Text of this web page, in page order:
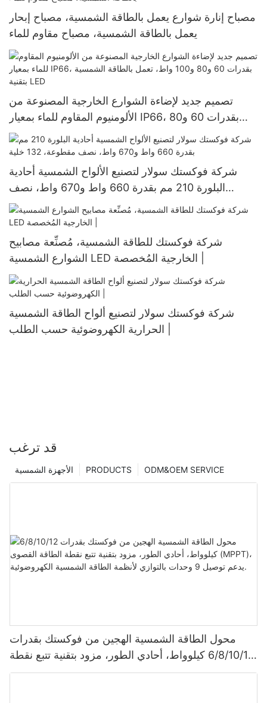
مصباح إنارة شوارع يعمل بالطاقة الشمسية، مصباح إبحار
يعمل بالطاقة الشمسية، مصباح مقاوم للماء
تصميم جديد لإضاءة الشوارع الخارجية المصنوعة من
الألومنيوم المقاوم للماء بمعيار IP66، بقدرات 60 و80
و100 واط، تعمل بالطاقة الشمسية بتقنية LED
شركة فوكستك سولار لتصنيع الألواح الشمسية أحادية
البلورة 210 مم بقدرة 660 واط و670 واط، نصف
مقطوعة، 132 خلية
شركة فوكستك للطاقة الشمسية، مُصنِّعة مصابيح
شركة فوكستك سولار لتصنيع ألواح الطاقة الشمسية
قد ترغب
ODM&OEM SERVICE
PRODUCTS الأجهزة الشمسية
محول الطاقة الشمسية الهجين من فوكستك بقدرات
6/8/10/12 كيلوواط، أحادي الطور، مزود بتقنية تتبع نقطة
الطاقة القصوى (MPPT)، يدعم توصيل 9 وحدات بالتوازي